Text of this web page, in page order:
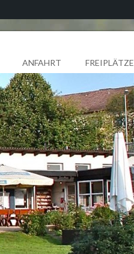
ANFAHRT FREIPLÄTZE